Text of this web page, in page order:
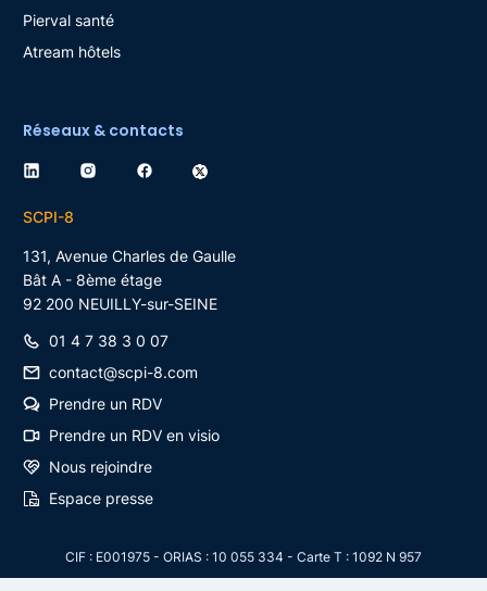
Pierval santé
Atream hôtels
Réseaux & contacts
SCPI-8
131, Avenue Charles de Gaulle
Bât A - 8ème étage
92 200 NEUILLY-sur-SEINE
01 4 7 38 3 0 07
contact@scpi-8.com
Prendre un RDV
Prendre un RDV en visio
Nous rejoindre
Espace presse
CIF : E001975 - ORIAS : 10 055 334 - Carte T : 1092 N 957